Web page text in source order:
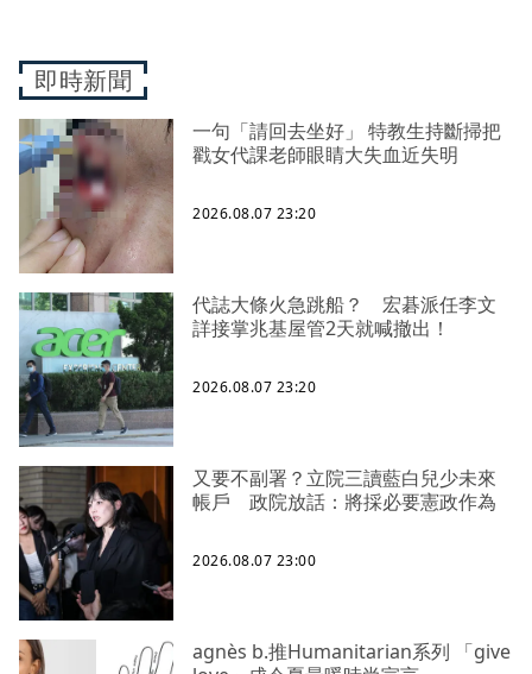
即時新聞
一句「請回去坐好」 特教生持斷掃把
戳女代課老師眼睛大失血近失明
2026.08.07 23:20
代誌大條火急跳船？ 宏碁派任李文
詳接掌兆基屋管2天就喊撤出！
2026.08.07 23:20
又要不副署？立院三讀藍白兒少未來
帳戶 政院放話：將採必要憲政作為
2026.08.07 23:00
agnès b.推Humanitarian系列 「give